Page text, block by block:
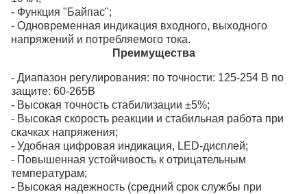
- Функция "Байпас";
- Одновременная индикация входного, выходного
напряжений и потребляемого тока.
Преимущества
- Диапазон регулирования: по точности: 125-254 В по
защите: 60-265В
- Высокая точность стабилизации ±5%;
- Высокая скорость реакции и стабильная работа при
скачках напряжения;
- Удобная цифровая индикация, LED-дисплей;
- Повышенная устойчивость к отрицательным
температурам;
- Высокая надежность (средний срок службы при